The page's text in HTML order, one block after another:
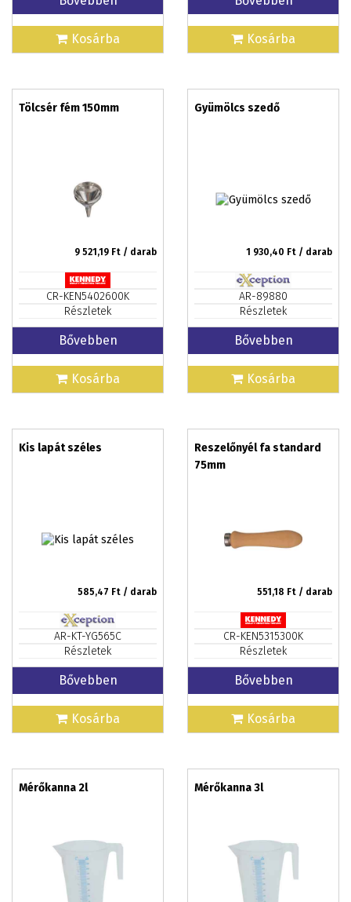
Kosárba Kosárba
Tölcsér fém 150mm
9 521,19 Ft / darab
CR-KEN5402600K
Részletek
Bővebben
Kosárba
Gyümölcs szedő
1 930,40 Ft / darab
AR-89880
Részletek
Bővebben
Kosárba
Kis lapát széles
585,47 Ft / darab
AR-KT-YG565C
Részletek
Bővebben
Kosárba
Reszelőnyél fa standard
75mm
551,18 Ft / darab
CR-KEN5315300K
Részletek
Bővebben
Kosárba
Mérőkanna 2l Mérőkanna 3l